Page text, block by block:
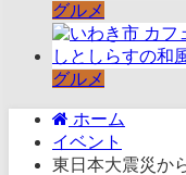
グルメ
グルメ
ホーム
イベント
東日本大震災か